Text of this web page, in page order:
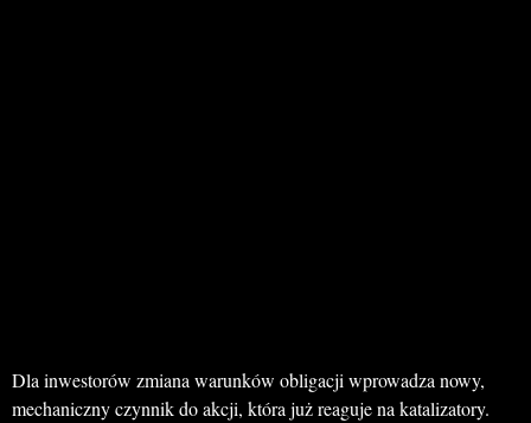
Dla inwestorów zmiana warunków obligacji wprowadza nowy,
mechaniczny czynnik do akcji, która już reaguje na katalizatory.